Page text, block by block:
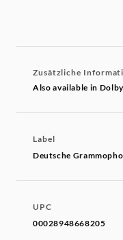
Zusätzliche
Also available in
Label
Deutsche
UPC
00028948668205